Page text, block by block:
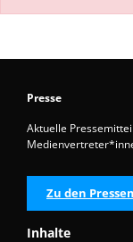
Presse
Aktuelle
Zu den
Inhalte